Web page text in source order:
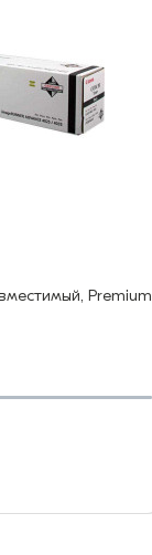
Premium